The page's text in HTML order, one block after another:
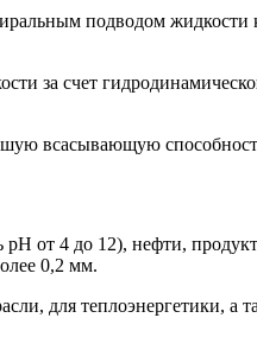
подводом жидкости
за счет
всасывающую
от 4 до 12), нефти,
0,2 мм.
для теплоэнергетики,